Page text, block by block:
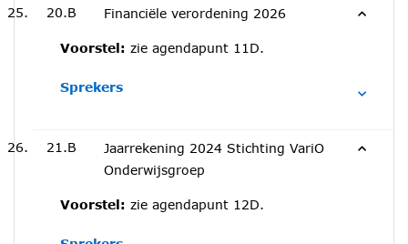
20.B Financiële verordening 2026
Voorstel: zie agendapunt 11D.
Sprekers
21.B
Jaarrekening 2024 Stichting VariO
Onderwijsgroep
Voorstel: zie agendapunt 12D.